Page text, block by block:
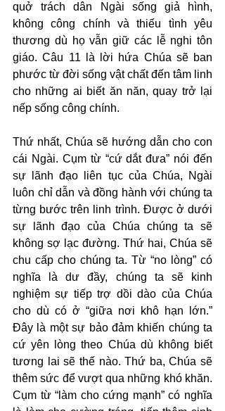
quở trách dân Ngài sống giả hình,
không công chính và thiếu tình yêu
thương dù họ vẫn giữ các lễ nghi tôn
giáo. Câu 11 là lời hứa Chúa sẽ ban
phước từ đời sống vật chất đến tâm linh
cho những ai biết ăn năn, quay trở lại
nếp sống công chính.
Thứ nhất, Chúa sẽ hướng dẫn cho con
cái Ngài. Cụm từ “cứ dắt đưa” nói đến
sự lãnh đạo liên tục của Chúa, Ngài
luôn chỉ dẫn và đồng hành với chúng ta
từng bước trên linh trình. Được ở dưới
sự lãnh đạo của Chúa chúng ta sẽ
không sợ lạc đường. Thứ hai, Chúa sẽ
chu cấp cho chúng ta. Từ “no lòng” có
nghĩa là dư đầy, chúng ta sẽ kinh
nghiệm sự tiếp trợ dồi dào của Chúa
cho dù có ở “giữa nơi khô hạn lớn.”
Đây là một sự bảo đảm khiến chúng ta
cứ yên lòng theo Chúa dù không biết
tương lai sẽ thế nào. Thứ ba, Chúa sẽ
thêm sức để vượt qua những khó khăn.
Cụm từ “làm cho cứng mạnh” có nghĩa